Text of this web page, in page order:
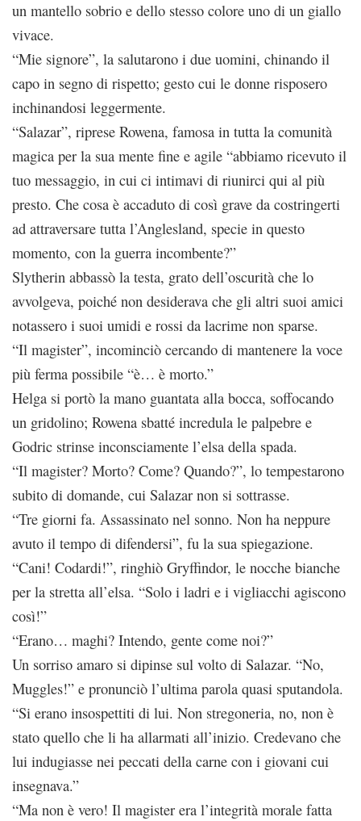
un mantello sobrio e dello stesso colore uno di un giallo
vivace.
“Mie signore”, la salutarono i due uomini, chinando il
capo in segno di rispetto; gesto cui le donne risposero
inchinandosi leggermente.
“Salazar”, riprese Rowena, famosa in tutta la comunità
magica per la sua mente fine e agile “abbiamo ricevuto il
tuo messaggio, in cui ci intimavi di riunirci qui al più
presto. Che cosa è accaduto di così grave da costringerti
ad attraversare tutta l’Anglesland, specie in questo
momento, con la guerra incombente?”
Slytherin abbassò la testa, grato dell’oscurità che lo
avvolgeva, poiché non desiderava che gli altri suoi amici
notassero i suoi umidi e rossi da lacrime non sparse.
“Il magister”, incominciò cercando di mantenere la voce
più ferma possibile “è… è morto.”
Helga si portò la mano guantata alla bocca, soffocando
un gridolino; Rowena sbatté incredula le palpebre e
Godric strinse inconsciamente l’elsa della spada.
“Il magister? Morto? Come? Quando?”, lo tempestarono
subito di domande, cui Salazar non si sottrasse.
“Tre giorni fa. Assassinato nel sonno. Non ha neppure
avuto il tempo di difendersi”, fu la sua spiegazione.
“Cani! Codardi!”, ringhiò Gryffindor, le nocche bianche
per la stretta all’elsa. “Solo i ladri e i vigliacchi agiscono
così!”
“Erano… maghi? Intendo, gente come noi?”
Un sorriso amaro si dipinse sul volto di Salazar. “No,
Muggles!” e pronunciò l’ultima parola quasi sputandola.
“Si erano insospettiti di lui. Non stregoneria, no, non è
stato quello che li ha allarmati all’inizio. Credevano che
lui indugiasse nei peccati della carne con i giovani cui
insegnava.”
“Ma non è vero! Il magister era l’integrità morale fatta